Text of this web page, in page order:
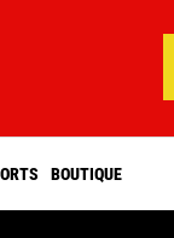
BOUTIQUE